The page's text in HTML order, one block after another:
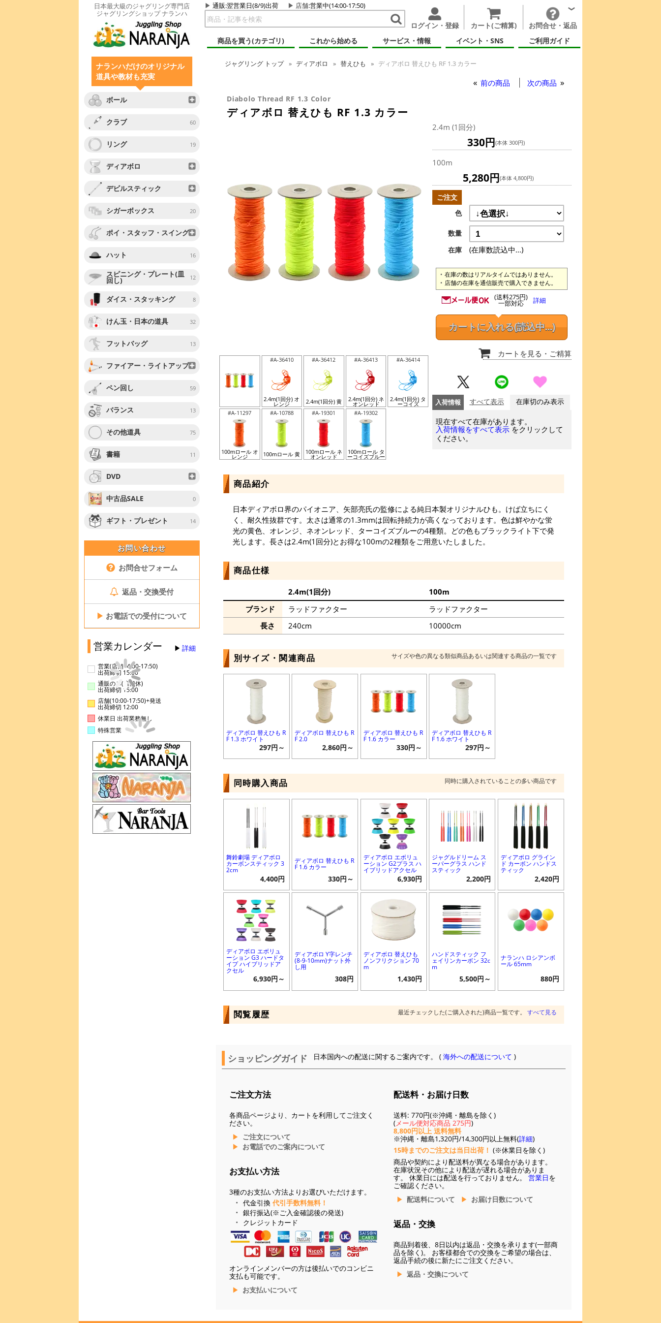
日本最大級のジャグリング専門店
ジャグリングショップ ナランハ
通販:翌営業日(8/9)出荷 店舗:営業中(14:00-17:50)
ログイン・登録 カート(ご精算)
お問合せ・返品
商品を買う(カテゴリ)
これから始める サービス・情報 イベント・SNS ご利用ガイド
ナランハだけのオリジナル
道具や教材も充実
ボール
クラブ 60
リング 19
ディアボロ
デビルスティック
シガーボックス 20
ポイ・スタッフ・スイング
ハット 16
スピニング・プレート(皿
回し) 12
ダイス・スタッキング 8
けん玉・日本の道具 32
フットバッグ 13
ファイアー・ライトアップ
ペン回し 59
バランス 13
その他道具 75
書籍 11
DVD
中古品SALE 0
ギフト・プレゼント 14
お問い合わせ
お問合せフォーム
返品・交換受付
▶ お電話での受付について
営業カレンダー 詳細
営業(店舗14:00-17:50)
出荷締切 15:00
通販のみ(店舗休)
出荷締切 15:00
店舗(10:00-17:50)+発送
出荷締切 12:00
休業日 出荷業務無し
特殊営業
ジャグリング トップ ディアボロ 替えひも ディアボロ 替えひも RF 1.3 カラー
前の商品 次の商品
Diabolo Thread RF 1.3 Color
ディアボロ 替えひも RF 1.3 カラー
#A-36410
2.4m(1回分) オ
レンジ
#A-36412
2.4m(1回分) 黄
#A-36413
2.4m(1回分) ネ
オンレッド
#A-36414
2.4m(1回分) タ
ーコイズ
#A-11297
100mロール オ
レンジ
#A-10788
100mロール 黄
#A-19301
100mロール ネ
オンレッド
#A-19302
100mロール タ
ーコイズブルー
2.4m (1回分)
330円(本体 300円)
100m
5,280円(本体 4,800円)
ご注文
色
数量
在庫
(在庫数読込中...)
在庫の数はリアルタイムではありません。
店舗の在庫を通信販売で購入できません。
(送料275円)
一部対応 詳細
カートに入れる(読込中...)
カートを見る ・ご精算
入荷情報 すべて表示 在庫切のみ表示
現在すべて在庫があります。
入荷情報をすべて表示 をクリックして
ください。
商品紹介
日本ディアボロ界のパイオニア、矢部亮氏の監修による純日本製オリジナルひも。けば立ちにく
く、耐久性抜群です。太さは通常の1.3mmは回転持続力が高くなっております。色は鮮やかな蛍
光の黄色、オレンジ、ネオンレッド、ターコイズブルーの4種類。どの色もブラックライト下で発
光します。長さは2.4m(1回分)とお得な100mの2種類をご用意いたしました。
商品仕様
2.4m(1回分)
ブランド
ラッドファクター
長さ
240cm
100m
ラッドファクター
10000cm
別サイズ・関連商品 サイズや色の異なる類似商品あるいは関連する商品の一覧です
ディアボロ 替えひも R
F 1.3 ホワイト
297円～
ディアボロ 替えひも R
F 2.0
2,860円～
ディアボロ 替えひも R
F 1.6 カラー
330円～
ディアボロ 替えひも R
F 1.6 ホワイト
297円～
同時購入商品 同時に購入されていることの多い商品です
舞鈴劇場 ディアボロ
カーボンスティック 3
2cm
4,400円
ディアボロ 替えひも R
F 1.6 カラー
330円～
ディアボロ エボリュ
ーション G2プラス ハ
イブリッドアクセル
6,930円
ジャグルドリーム ス
ーパーグラス ハンド
スティック
2,200円
ディアボロ グライン
ド カーボン ハンドス
ティック
2,420円
ディアボロ エボリュ
ーション G3 ハードタ
イプ ハイブリッドア
クセル
6,930円～
ディアボロ Y字レンチ
(8-9-10mm)ナット外
し用
308円
ディアボロ 替えひも
ノンフリクション 70
m
1,430円
ハンドスティック フ
ェイリンカーボン 32c
m
5,500円～
ナランハ ロシアンボ
ール 65mm
880円
閲覧履歴 最近チェックした(ご購入された)商品一覧です。 すべて見る
ショッピングガイド 日本国内への配送に関するご案内です。 (海外への配送について )
ご注文方法
各商品ページより、カートを利用してご注文く
ださい。
ご注文について
お電話でのご案内について
お支払い方法
3種のお支払い方法よりお選びいただけます。
代金引換 代引手数料無料！
銀行振込(※ご入金確認後の発送)
クレジットカード
オンラインメンバーの方は後払いでのコンビニ
支払も可能です。
お支払いについて
配送料・お届け日数
送料: 770円(※沖縄・離島を除く)
( メール便対応商品 275円)
8,800円以上 送料無料
※沖縄・離島1,320円/14,300円以上無料(詳細)
15時までのご注文は当日出荷！ (※休業日を除く)
商品や契約により配送料が異なる場合があります。
在庫状況その他により配送が遅れる場合がありま
す。 休業日には配送を行っておりません。 営業日を
ご確認ください。
配送料について
お届け日数について
返品・交換
商品到着後、8日以内は返品・交換を承ります(一部商
品を除く)。 お客様都合での交換をご希望の場合は、
返品手続の後に新たにご注文ください。
返品・交換について